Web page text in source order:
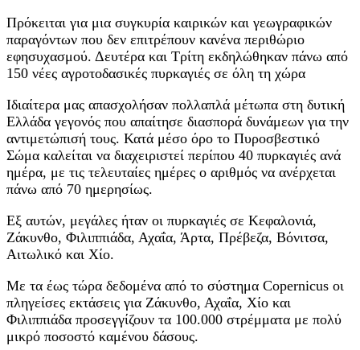
Πρόκειται για μια συγκυρία καιρικών και γεωγραφικών
παραγόντων που δεν επιτρέπουν κανένα περιθώριο
εφησυχασμού. Δευτέρα και Τρίτη εκδηλώθηκαν πάνω από
150 νέες αγροτοδασικές πυρκαγιές σε όλη τη χώρα
Ιδιαίτερα μας απασχολήσαν πολλαπλά μέτωπα στη δυτική
Ελλάδα γεγονός που απαίτησε διασπορά δυνάμεων για την
αντιμετώπισή τους. Κατά μέσο όρο το Πυροσβεστικό
Σώμα καλείται να διαχειριστεί περίπου 40 πυρκαγιές ανά
ημέρα, με τις τελευταίες ημέρες ο αριθμός να ανέρχεται
πάνω από 70 ημερησίως.
Εξ αυτών, μεγάλες ήταν οι πυρκαγιές σε Κεφαλονιά,
Ζάκυνθο, Φιλιππιάδα, Αχαΐα, Άρτα, Πρέβεζα, Βόνιτσα,
Αιτωλικό και Χίο.
Με τα έως τώρα δεδομένα από το σύστημα Copernicus οι
πληγείσες εκτάσεις για Ζάκυνθο, Αχαΐα, Χίο και
Φιλιππιάδα προσεγγίζουν τα 100.000 στρέμματα με πολύ
μικρό ποσοστό καμένου δάσους.